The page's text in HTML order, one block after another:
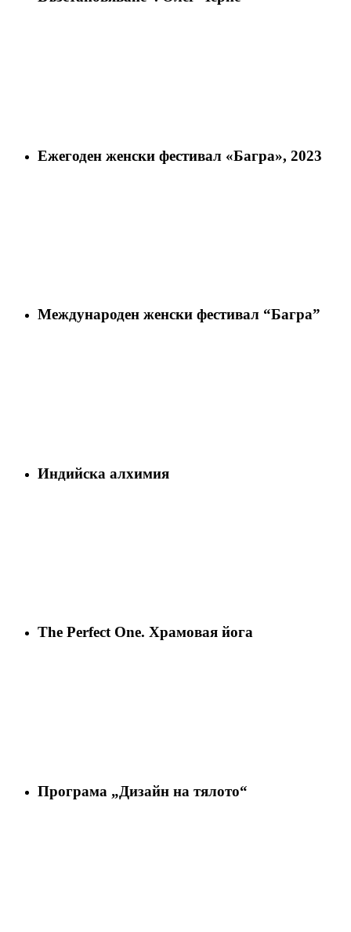
Ежегоден женски фестивал «Багра», 2023
Международен женски фестивал “Багра”
Индийска алхимия
The Perfect One. Храмовая йога
Програма „Дизайн на тялото“